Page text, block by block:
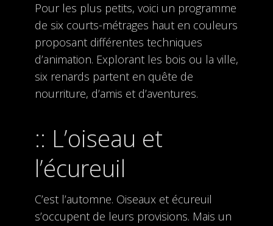
Pour les plus petits, voici un programme
de six courts-métrages haut en couleurs
proposant différentes techniques
d’animation. Explorant les bois ou la ville,
six renards partent en quête de
nourriture, d’amis et d’aventures.
L’oiseau et
l’écureuil
C’est l’automne. Oiseaux et écureuil
s’occupent de leurs provisions. Mais un